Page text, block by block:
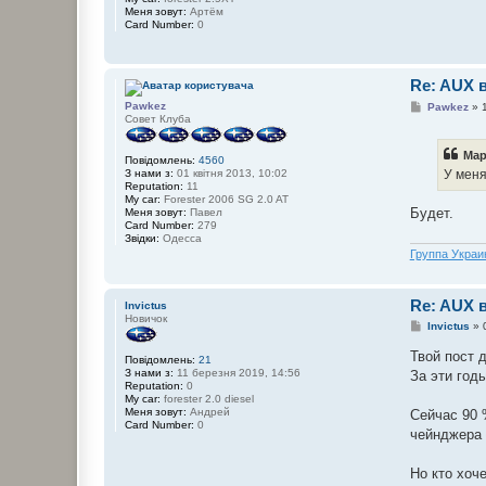
Меня зовут: Артём
Card Number: 0
Pawkez
Совет Клуба
Повідомлень: 4560
З нами з: 01 квітня 2013, 10:02
Reputation: 11
My car: Forester 2006 SG 2.0 AT
Меня зовут: Павел
Card Number: 279
Звідки: Одесса
Re: AUX
П
е
н
Pawkez»
У
Будет.
Группа
Invictus
Новичок
Повідомлень: 21
З нами з: 11 березня 2019, 14:56
Reputation: 0
My car: forester 2.0 diesel
Меня зовут: Андрей
Card Number: 0
Re: AUX
П
в
і
д
л
е
н
я
Invictus »
Твой пост
За эти
Сейчас 90
чейнджера
Но кто